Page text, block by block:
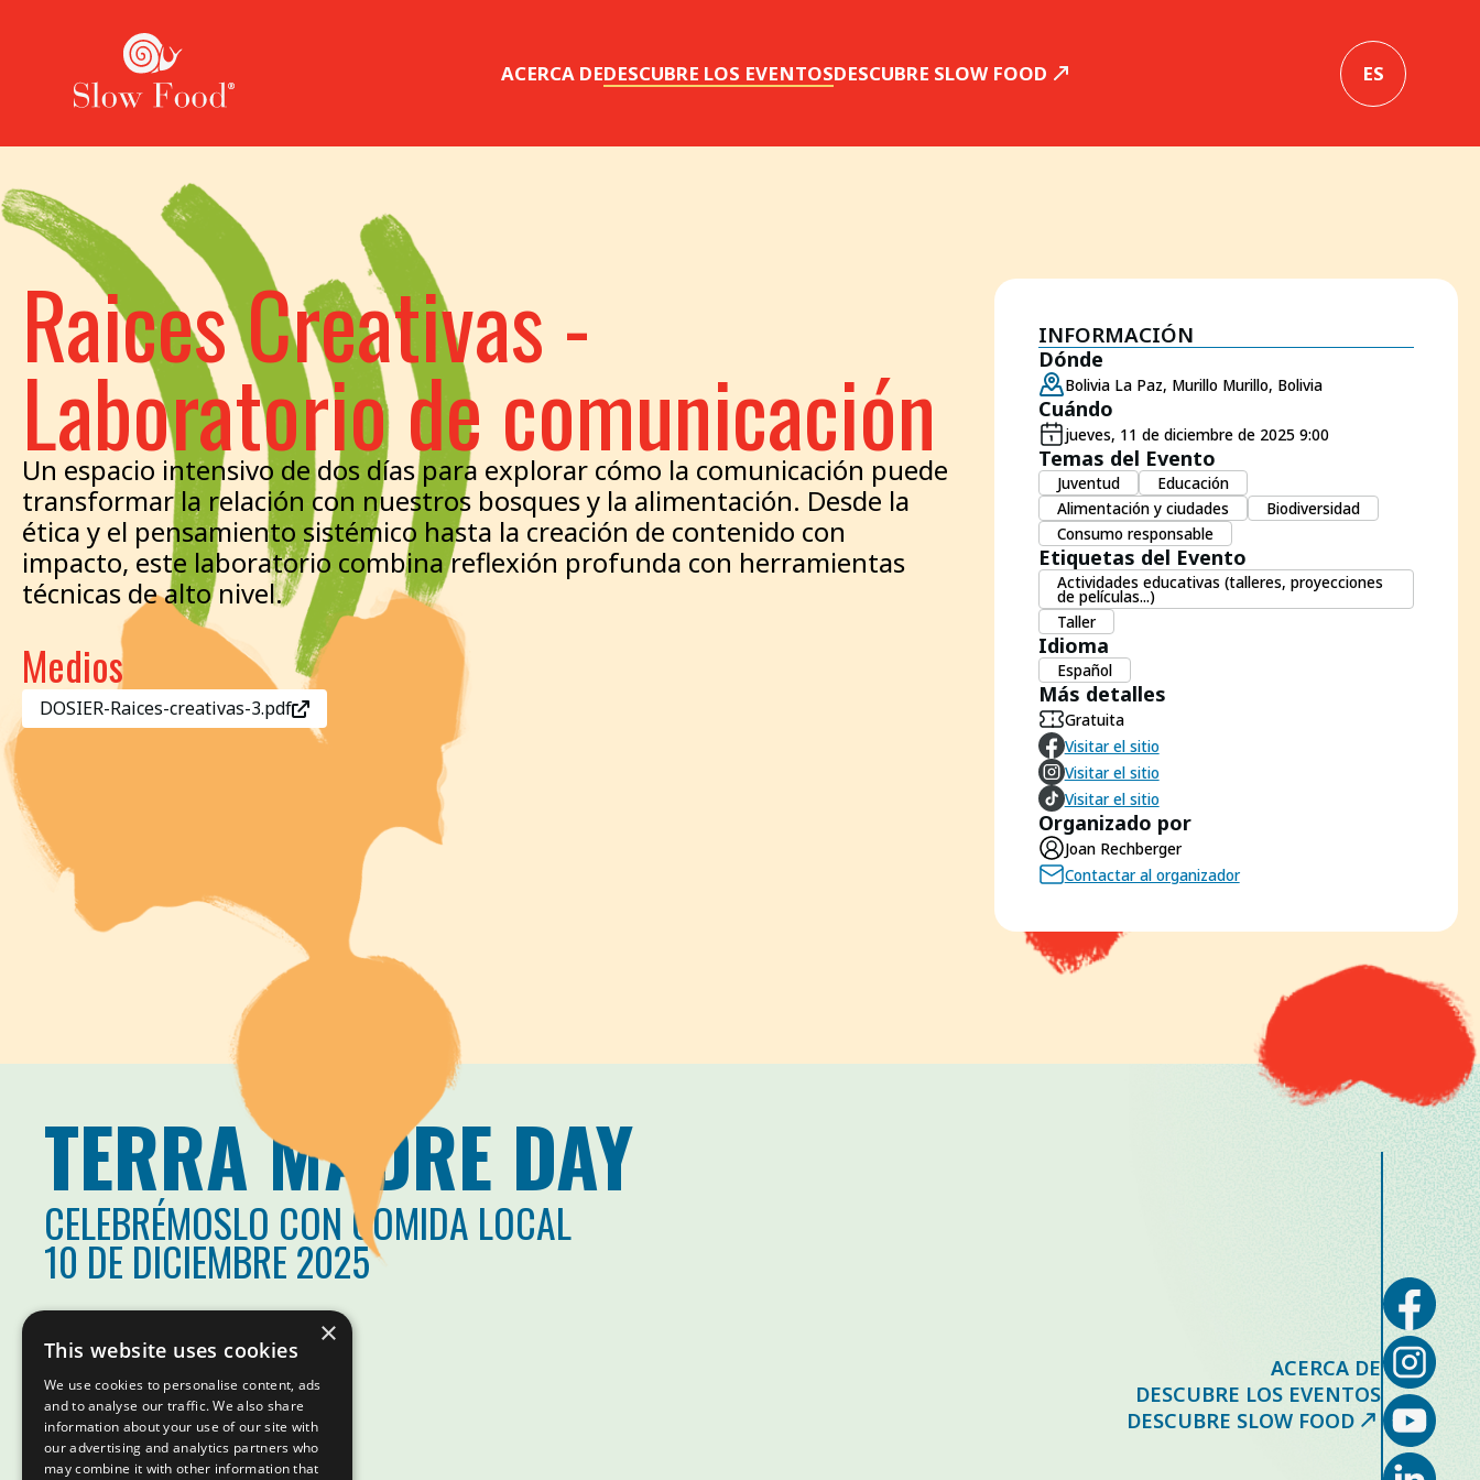
ACERCA DEDESCUBRE LOS EVENTOSDESCUBRE SLOW FOOD ES
Raices Creativas -
Laboratorio de comunicación
Un espacio intensivo de dos días para explorar cómo la comunicación puede
transformar la relación con nuestros bosques y la alimentación. Desde la
ética y el pensamiento sistémico hasta la creación de contenido con
impacto, este laboratorio combina reflexión profunda con herramientas
técnicas de alto nivel.
Medios
DOSIER-Raices-creativas-3.pdf
INFORMACIÓN
Dónde
Bolivia La Paz, Murillo Murillo, Bolivia
Cuándo
jueves, 11 de diciembre de 2025 9:00
Temas del Evento
Juventud
Educación
Alimentación y ciudades
Biodiversidad
Consumo responsable
Etiquetas del Evento
Actividades educativas (talleres, proyecciones
de películas...)
Taller
Idioma
Español
Más detalles
Gratuita
Visitar el sitio
Visitar el sitio
Visitar el sitio
Organizado por
Joan Rechberger
Contactar al organizador
TERRA MADRE DAY
CELEBRÉMOSLO CON COMIDA LOCAL
10 DE DICIEMBRE 2025
ACERCA DE
DESCUBRE LOS EVENTOS
DESCUBRE SLOW FOOD
×
This website uses cookies
We use cookies to personalise content, ads
and to analyse our traffic. We also share
information about your use of our site with
our advertising and analytics partners who
may combine it with other information that